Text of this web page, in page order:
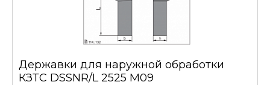
Державки для наружной обработки
КЗТС DSSNR/L 2525 M09